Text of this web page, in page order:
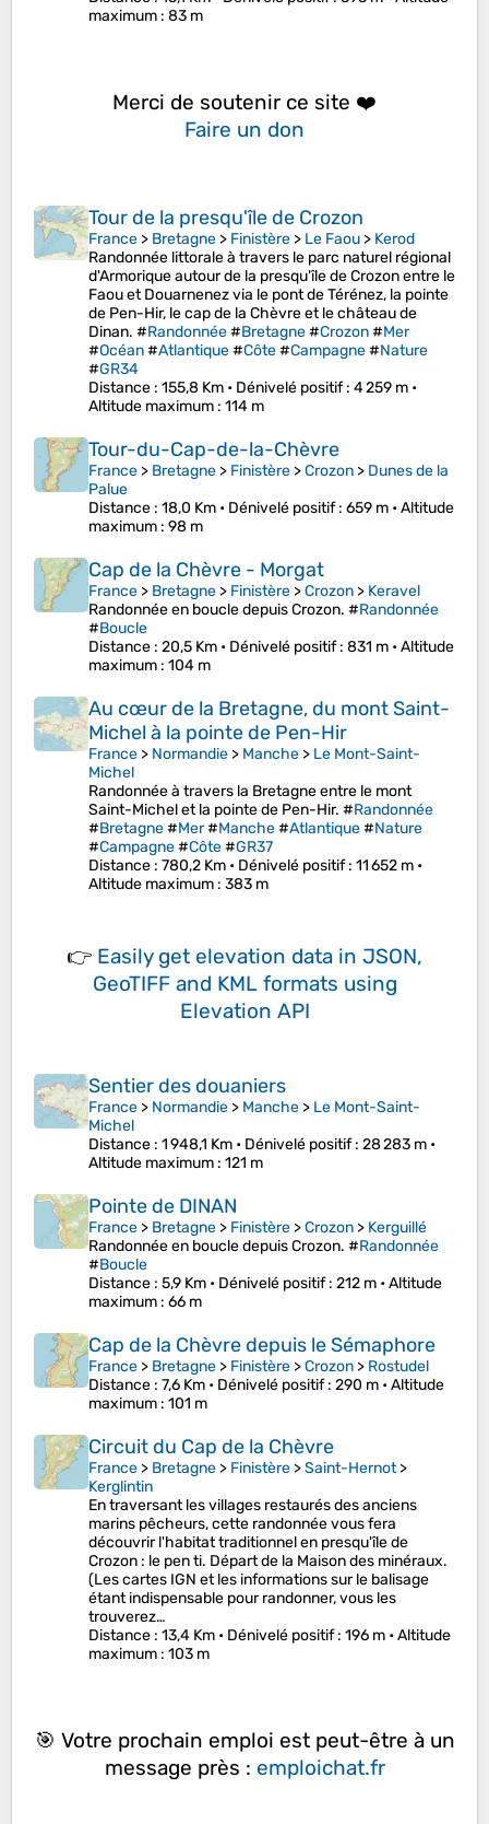
maximum : 83 m
Merci de soutenir ce site ❤️
Faire un don
Tour de la presqu'île de Crozon
France > Bretagne > Finistère > Le Faou > Kerod
Randonnée littorale à travers le parc naturel régional
d'Armorique autour de la presqu'île de Crozon entre le
Faou et Douarnenez via le pont de Térénez, la pointe
de Pen-Hir, le cap de la Chèvre et le château de
Dinan. #Randonnée#Bretagne#Crozon#Mer
#Océan#Atlantique#Côte#Campagne#Nature
#GR34
Distance : 155,8 Km • Dénivelé positif: 4 259 m •
Altitude maximum : 114 m
Tour-du-Cap-de-la-Chèvre
France > Bretagne > Finistère >Crozon > Dunes de la
Palue
Distance : 18,0 Km • Dénivelé positif: 659 m •Altitude
maximum : 98 m
Cap de la Chèvre - Morgat
France > Bretagne > Finistère >Crozon > Keravel
Randonnée en boucle depuis Crozon. #Randonnée
#Boucle
Distance : 20,5 Km • Dénivelé positif: 831 m •Altitude
maximum : 104 m
Au cœur de la Bretagne, du mont Saint-
Michel à la pointe de Pen-Hir
France > Normandie > Manche > Le Mont-Saint-
Michel
Randonnée à travers la Bretagne entre le mont
Saint-Michel et la pointe de Pen-Hir. #Randonnée
#Bretagne#Mer#Manche#Atlantique#Nature
#Campagne#Côte#GR37
Distance : 780,2 Km • Dénivelé positif: 11 652 m •
Altitude maximum : 383 m
👉 Easily get elevation data in JSON,
GeoTIFF and KML formats using
Elevation API
Sentier des douaniers
France > Normandie > Manche > Le Mont-Saint-
Michel
Distance : 1 948,1 Km • Dénivelé positif: 28 283 m •
Altitude maximum : 121 m
Pointe de DINAN
France > Bretagne > Finistère >Crozon > Kerguillé
Randonnée en boucle depuis Crozon. #Randonnée
#Boucle
Distance : 5,9 Km • Dénivelé positif: 212 m •Altitude
maximum : 66 m
Cap de la Chèvre depuis le Sémaphore
France > Bretagne > Finistère >Crozon > Rostudel
Distance : 7,6 Km • Dénivelé positif: 290 m •Altitude
maximum : 101 m
Circuit du Cap de la Chèvre
France > Bretagne > Finistère >Saint-Hernot>
Kerglintin
En traversant les villages restaurés des anciens
marins pêcheurs, cette randonnée vous fera
découvrir l'habitat traditionnel en presqu'île de
Crozon : le pen ti. Départ de la Maison des minéraux.
(Les cartes IGN et les informations sur le balisage
étant indispensable pour randonner, vous les
trouverez…
Distance : 13,4 Km • Dénivelé positif: 196 m •Altitude
maximum : 103 m
🎯 Votre prochain emploi est peut-être à un
message près : emploichat.fr